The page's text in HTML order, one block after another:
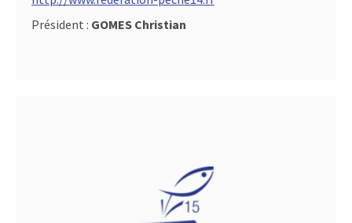
Président : GOMES Christian